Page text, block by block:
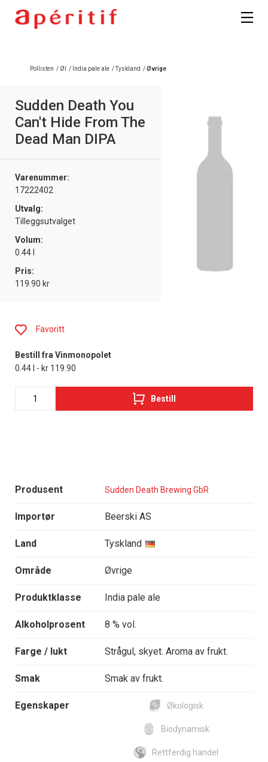
Pollisten / Øl / India pale ale /Tyskland /Øvrige
Sudden Death You
Can't Hide From The
Dead Man DIPA
Varenummer:
17222402
Utvalg:
Tilleggsutvalget
Volum:
0.44 l
Pris:
119.90 kr
Produsent Sudden Death Brewing GbR
Importør Beerski AS
Land Tyskland
Område Øvrige
Produktklasse India pale ale
Alkoholprosent 8 % vol.
Farge / lukt Strågul, skyet. Aroma av frukt.
Smak Smak av frukt.
Egenskaper Økologisk
Biodynamisk
Rettferdig handel
Favoritt
Bestill fra Vinmonopolet
0.44 l - kr 119.90
Bestill